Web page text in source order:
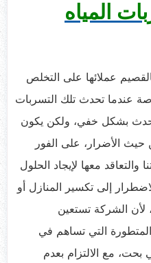
المياه
عملائها على التخلص
عندما تحدث تلك التسربات
بشكل خفي، ولكن يكون
حيث الأضرار، على الفور
والتعاقد معها لإيجاد الحلول
إلى تكسير المنازل أو
لأن الشركة تستعين
التي تساهم في
بحت، مع الالتزام بعدم